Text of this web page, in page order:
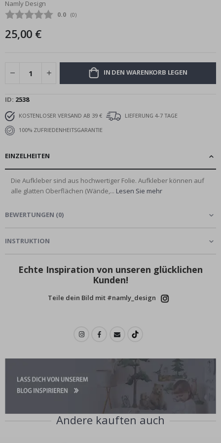
Bildgalerie
springen
Namly Design
Durchschnittliche Bewertung:
0.0 (abgegebene bewertungen:
0)
25,00 €
IN DEN WARENKORB LEGEN
ID 2538
KOSTENLOSER VERSAND AB 39 €
LIEFERUNG 4-7 TAGE
100% ZUFRIEDENHEITSGARANTIE
EINZELHEITEN
Die Aufkleber sind aus hochwertiger Folie. Aufkleber können auf
alle glatten Oberflächen (Wände,... Lesen Sie mehr
BEWERTUNGEN (0)
INSTRUKTION
Echte Inspiration von unseren glücklichen
Kunden!
Teile dein Bild mit #namly_design
Andere kauften auch